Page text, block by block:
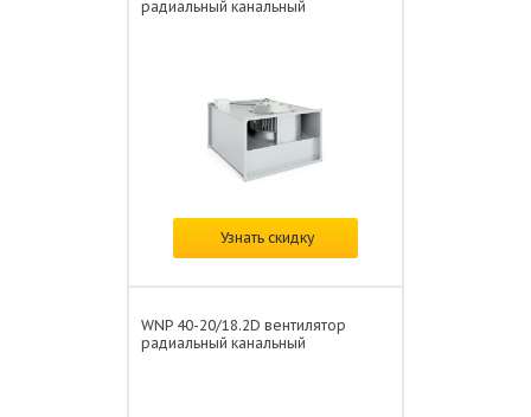
радиальный канальный
Цена: от29 683 ₽/шт.
Узнать скидку
WNP 40-20/18.2D вентилятор
радиальный канальный